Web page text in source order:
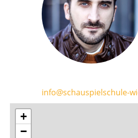
info@schauspielschule-
+
−